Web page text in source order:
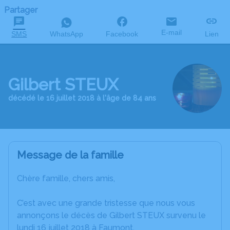
Partager
SMS WhatsApp Facebook E-mail Lien
Gilbert STEUX
décédé le 16 juillet 2018 à l'âge de 84 ans
Message de la famille
Chère famille, chers amis,
C’est avec une grande tristesse que nous vous
annonçons le décès de Gilbert STEUX survenu le
lundi 16 juillet 2018 à Faumont.